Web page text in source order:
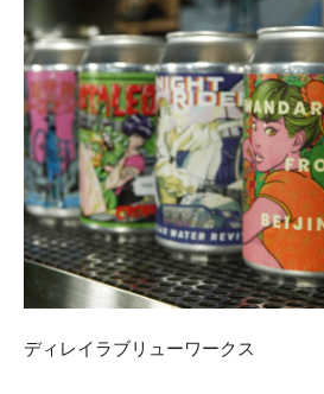
ディレイラブリューワークス